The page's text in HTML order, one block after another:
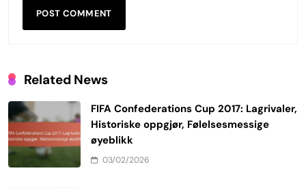
Related News
FIFA Confederations Cup 2017: Lagrivaler,
Historiske oppgjør, Følelsesmessige
øyeblikk
03/02/2026